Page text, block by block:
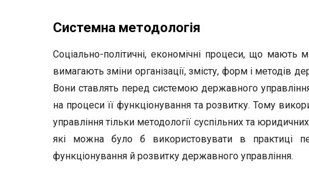
Системна методологія
Соціально-політичні, економічні процеси, що мають
вимагають зміни організації, змісту, форм і методів
Вони ставлять перед системою державного
на процеси її функціонування та розвитку. Тому
управління тільки методології суспільних та
які можна було б використовувати в практиці
функціонування й розвитку державного управління.